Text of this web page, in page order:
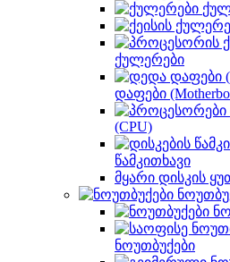
ქულერები
დაფები
(CPU)
წამკითხავი
მყარი დისკის
ნოუთბუქები